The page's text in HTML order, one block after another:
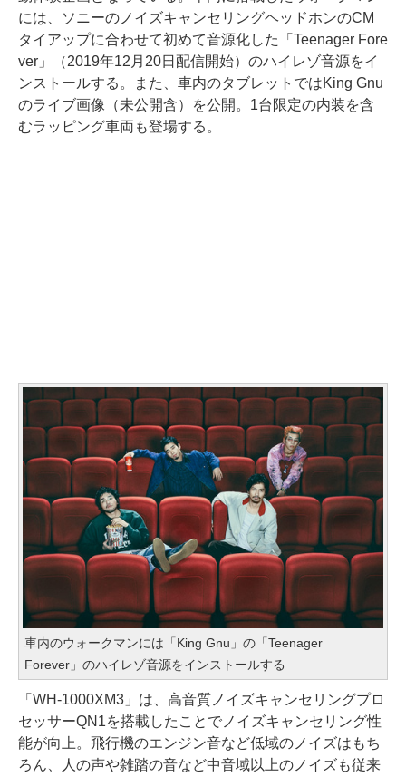
には、ソニーのノイズキャンセリングヘッドホンのCM
タイアップに合わせて初めて音源化した「Teenager Fore
ver」（2019年12月20日配信開始）のハイレゾ音源をイ
ンストールする。また、車内のタブレットではKing Gnu
のライブ画像（未公開含）を公開。1台限定の内装を含
むラッピング車両も登場する。
車内のウォークマンには「King Gnu」の「Teenager
Forever」のハイレゾ音源をインストールする
「WH-1000XM3」は、高音質ノイズキャンセリングプロ
セッサーQN1を搭載したことでノイズキャンセリング性
能が向上。飛行機のエンジン音など低域のノイズはもち
ろん、人の声や雑踏の音など中音域以上のノイズも従来